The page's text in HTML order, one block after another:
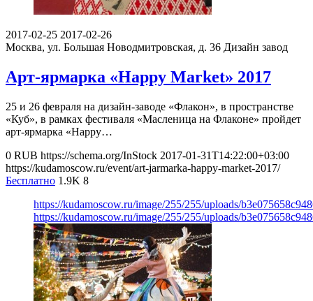
2017-02-25 2017-02-26
Москва, ул. Большая Новодмитровская, д. 36 Дизайн завод
Арт-ярмарка «Happy Market» 2017
25 и 26 февраля на дизайн-заводе «Флакон», в пространстве
«Куб», в рамках фестиваля «Масленица на Флаконе» пройдет
арт-ярмарка «Happy…
0 RUB https://schema.org/InStock 2017-01-31T14:22:00+03:00
https://kudamoscow.ru/event/art-jarmarka-happy-market-2017/
Бесплатно 1.9K 8
https://kudamoscow.ru/image/255/255/uploads/
https://kudamoscow.ru/image/255/255/uploads/